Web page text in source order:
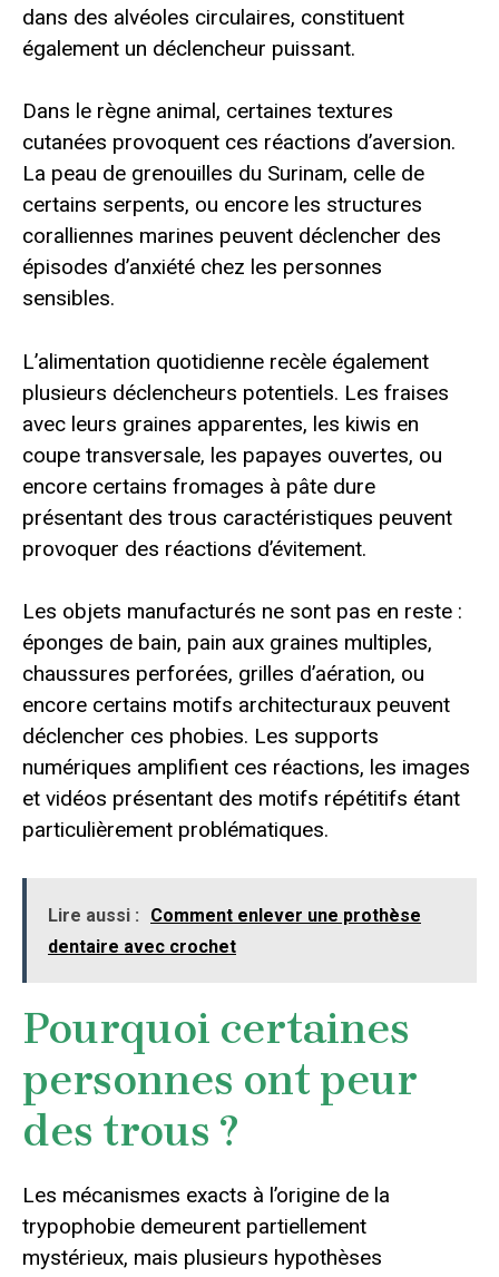
dans des alvéoles circulaires, constituent
également un déclencheur puissant.
Dans le règne animal, certaines textures
cutanées provoquent ces réactions d’aversion.
La peau de grenouilles du Surinam, celle de
certains serpents, ou encore les structures
coralliennes marines peuvent déclencher des
épisodes d’anxiété chez les personnes
sensibles.
L’alimentation quotidienne recèle également
plusieurs déclencheurs potentiels. Les fraises
avec leurs graines apparentes, les kiwis en
coupe transversale, les papayes ouvertes, ou
encore certains fromages à pâte dure
présentant des trous caractéristiques peuvent
provoquer des réactions d’évitement.
Les objets manufacturés ne sont pas en reste :
éponges de bain, pain aux graines multiples,
chaussures perforées, grilles d’aération, ou
encore certains motifs architecturaux peuvent
déclencher ces phobies. Les supports
numériques amplifient ces réactions, les images
et vidéos présentant des motifs répétitifs étant
particulièrement problématiques.
Lire aussi :
Comment enlever une prothèse
dentaire avec crochet
Pourquoi certaines
personnes ont peur
des trous ?
Les mécanismes exacts à l’origine de la
trypophobie demeurent partiellement
mystérieux, mais plusieurs hypothèses